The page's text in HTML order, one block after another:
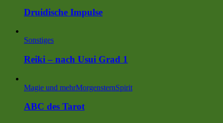
Druidische Impulse
Sonstiges
Reiki – nach Usui Grad 1
Magie und mehrMorgensternSpirit
ABC des Tarot